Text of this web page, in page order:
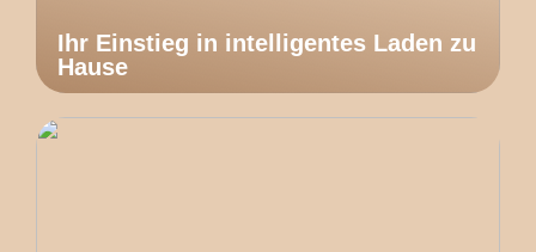
Ihr Einstieg in intelligentes Laden zu
Hause